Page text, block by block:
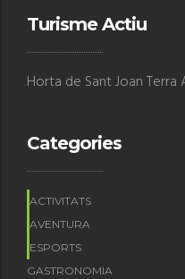
Turisme Actiu
Horta de Sant Joan
Categories
ACTIVITATS
AVENTURA
ESPORTS
GASTRONOMIA